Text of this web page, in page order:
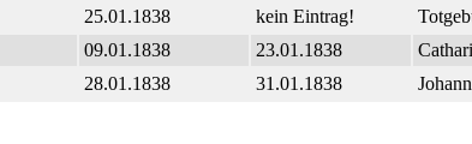
25.01.1838 kein Eintrag!
09.01.1838 23.01.1838
28.01.1838 31.01.1838 Johann